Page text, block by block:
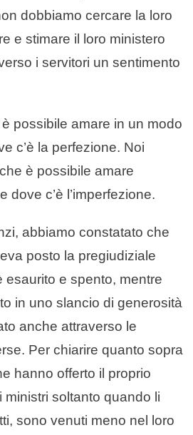
dobbiamo cercare la loro
e stimare il loro ministero
i servitori un sentimento
possibile amare in un modo
c’è la perfezione. Noi
è possibile amare
dove c’è l’imperfezione.
abbiamo constatato che
posto la pregiudiziale
esaurito e spento, mentre
in uno slancio di generosità
anche attraverso le
Per chiarire quanto sopra
hanno offerto il proprio
ministri soltanto quando li
sono venuti meno nel loro